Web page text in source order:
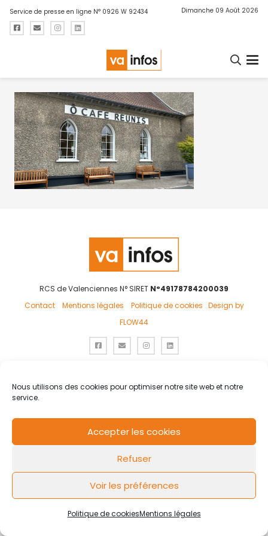
Nous utilisons des cookies pour optimiser notre site web et notre
service.
Accepter les cookies
Refuser
Voir les préférences
Politique de cookiesMentions légales
Service de presse en ligne N° 0926 W 92434 Dimanche 09 Août 2026
RCS de Valenciennes N° SIRET N°49178784200039
Contact
Mentions légales Politique de cookies Design by
FLOW44